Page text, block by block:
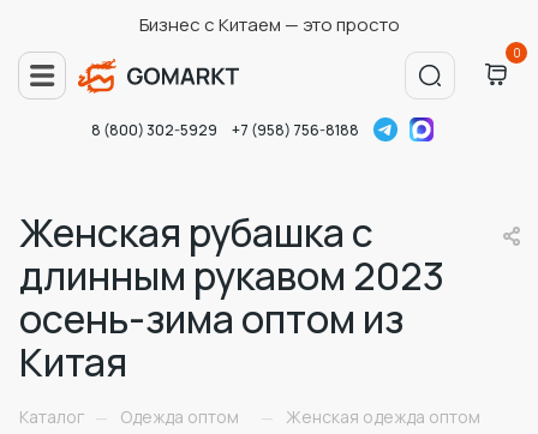
Бизнес с Китаем — это просто
0
8 (800) 302-5929 +7 (958) 756-8188
Женская рубашка с
длинным рукавом 2023
осень-зима оптом из
Китая
Каталог — Одежда оптом —
Женская одежда оптом